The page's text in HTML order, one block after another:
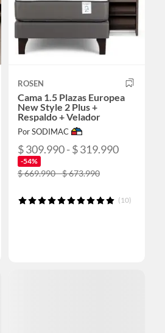
ROSEN
Cama 1.5 Plazas Europea
New Style 2 Plus +
Respaldo + Velador
Por SODIMAC
$ 309.990 - $ 319.990
-54%
$ 669.990 - $ 673.990
(10)